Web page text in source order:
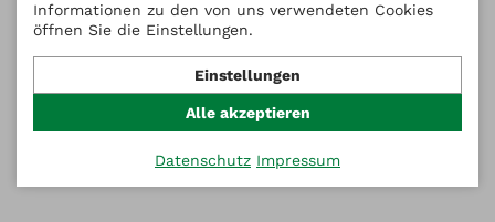
Informationen zu den von uns verwendeten Cookies
öffnen Sie die Einstellungen.
Einstellungen
Alle akzeptieren
Datenschutz Impressum